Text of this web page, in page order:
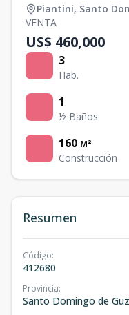
Piantini, Santo
VENTA
US$ 460,000
3
Hab.
1
½ Baños
160 M²
Construcción
Resumen
Código:
412680
Provincia:
Santo Domingo de